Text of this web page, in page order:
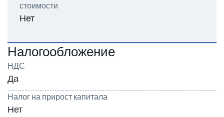
стоимости
Нет
Налогообложение
НДС
Да
Налог на прирост капитала
Нет